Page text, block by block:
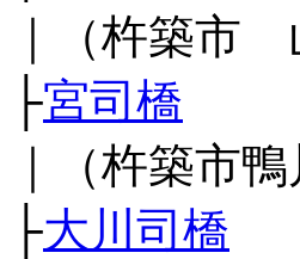
｜（杵築市
├宮司橋
｜（杵築市鴨
├大川司橋